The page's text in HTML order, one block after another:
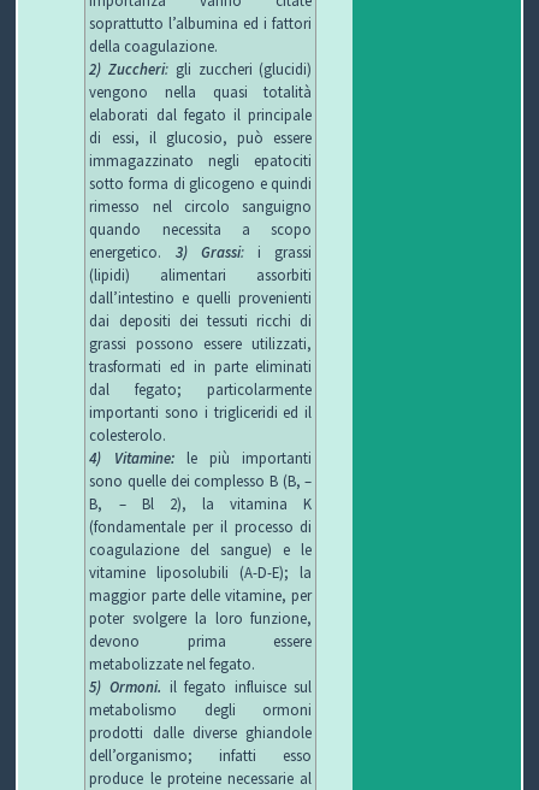
soprattutto l’albumina ed i fattori
della coagulazione.
2) Zuccheri: gli zuccheri (glucidi)
vengono nella quasi totalità
elaborati dal fegato il principale
di essi, il glucosio, può essere
immagazzinato negli epatociti
sotto forma di glicogeno e quindi
rimesso nel circolo sanguigno
quando necessita a scopo
energetico. 3) Grassi: i grassi
(lipidi) alimentari assorbiti
dall’intestino e quelli provenienti
dai depositi dei tessuti ricchi di
grassi possono essere utilizzati,
trasformati ed in parte eliminati
dal fegato; particolarmente
importanti sono i trigliceridi ed il
colesterolo.
4) Vitamine:
le più importanti
sono quelle dei complesso B (B, –
B, – Bl 2), la vitamina K
(fondamentale per il processo di
coagulazione del sangue) e le
vitamine liposolubili (A-D-E); la
maggior parte delle vitamine, per
poter svolgere la loro funzione,
devono prima essere
metabolizzate nel fegato.
5) Ormoni. il fegato influisce sul
metabolismo degli ormoni
prodotti dalle diverse ghiandole
dell’organismo; infatti esso
produce le proteine necessarie al